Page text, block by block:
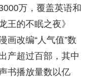
万，覆盖英语和
王的不眠之夜》
画改编“人气值”数
产超过百部，其中
书播放量数以亿